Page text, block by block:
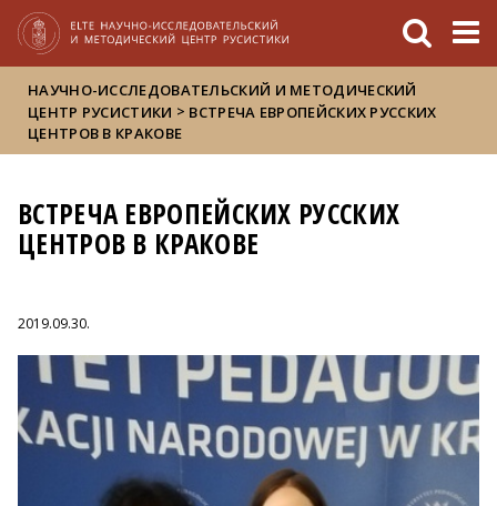
НАУЧНО-ИССЛЕДОВАТЕЛЬСКИЙ И МЕТОДИЧЕСКИЙ
ЦЕНТР РУСИСТИКИ > ВСТРЕЧА ЕВРОПЕЙСКИХ РУССКИХ
ЦЕНТРОВ В КРАКОВЕ
ВСТРЕЧА ЕВРОПЕЙСКИХ РУССКИХ
ЦЕНТРОВ В КРАКОВЕ
2019.09.30.